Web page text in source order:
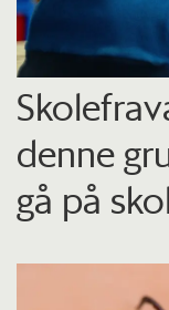
denne
gå på